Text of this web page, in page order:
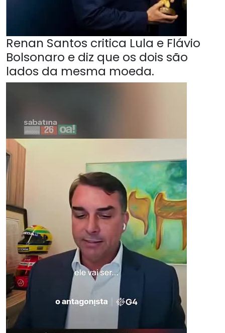
Renan Santos critica Lula e Flávio
Bolsonaro e diz que os dois são
lados da mesma moeda.